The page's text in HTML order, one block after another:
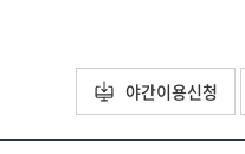
야간이용신청